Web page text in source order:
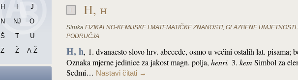
H
J
N NJ
O
Š T
U
Z Ž A-Ž
H, h
Struka FIZIKALNO-KEMIJSKE I MATEMATIČKE ZNANOSTI, GLAZBENE UMJETNOSTI
PODRUČJA
H, h, 1. dvanaesto slovo hrv. abecede, osmo u većini ostalih lat. pisama;
Oznaka mjerne jedinice za jakost magn. polja, henri. 3. kem Simbol za
Sedmi… Nastavi čitati →